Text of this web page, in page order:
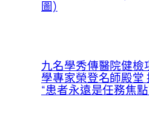
圖)
九名學秀傳醫院健檢
學專家榮登名師殿堂
“患者永遠是任務焦點